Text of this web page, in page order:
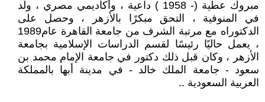
مبروك عطية (- 1958 ) داعية ، وأكاديمي مصري ، ولد
في المنوفية ، التحق مبكرًا بالأزهر ، وحصل على
الدكتوراه مع مرتبة الشرف من جامعة القاهرة عام1989
، يعمل حاليًا رئيسًا لقسم الدراسات الإسلامية بجامعة
الأزهر ، وكان قبل ذلك دكتور في جامعة الإمام محمد بن
سعود - جامعة الملك خالد - في مدينة أبها بالمملكة
العربية السعودية ..